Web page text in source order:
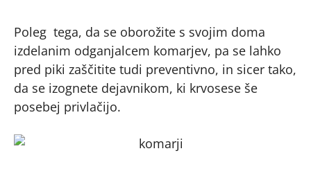
Poleg tega, da se oborožite s svojim doma
izdelanim odganjalcem komarjev, pa se lahko
pred piki zaščitite tudi preventivno, in sicer tako,
da se izognete dejavnikom, ki krvosese še
posebej privlačijo.